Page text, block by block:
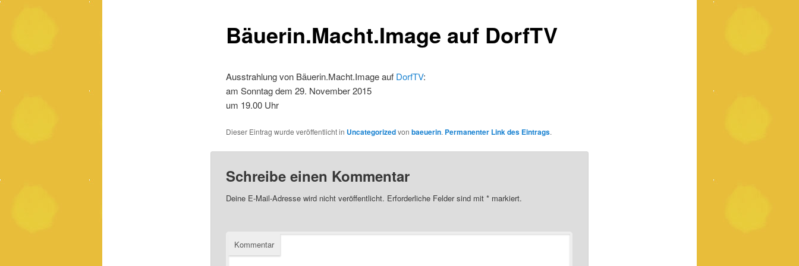
Bäuerin.Macht.Image auf DorfTV
Ausstrahlung von Bäuerin.Macht.Image auf DorfTV:
am Sonntag dem 29. November 2015
um 19.00 Uhr
Dieser Eintrag wurde veröffentlicht in Uncategorizedvon baeuerin. Permanenter Link des Eintrags.
Schreibe einen Kommentar
Deine E-Mail-Adresse wird nicht veröffentlicht. Erforderliche Felder sind mit *markiert.
Kommentar